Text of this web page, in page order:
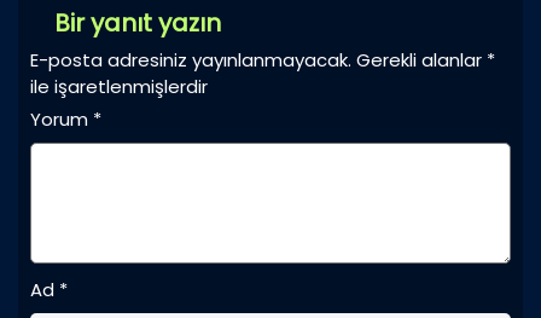
Bir yanıt yazın
E-posta adresiniz yayınlanmayacak. Gerekli alanlar *
ile işaretlenmişlerdir
Yorum *
Ad *